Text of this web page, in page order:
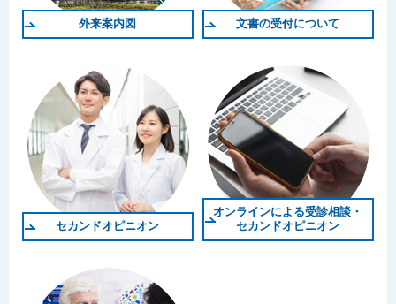
外来案内図 文書の受付について
セカンドオピニオン
オンラインによる受診相談・
セカンドオピニオン